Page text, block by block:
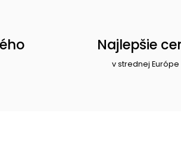
Najlepšie
v strednej Európe